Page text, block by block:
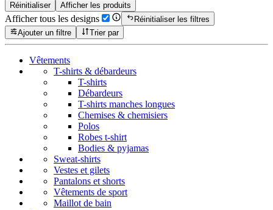
Réinitialiser Afficher les produits
Afficher tous les designs
Réinitialiser les filtres
Ajouter un filtre
Trier par
Vêtements
T-shirts & débardeurs
T-shirts
Débardeurs
T-shirts manches longues
Chemises & chemisiers
Polos
Robes t-shirt
Bodies & pyjamas
Sweat-shirts
Vestes et gilets
Pantalons et shorts
Vêtements de sport
Maillot de bain